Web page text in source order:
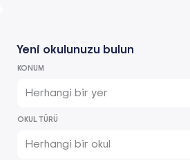
Yeni okulunuzu bulun
KONUM
Herhangi bir yer
OKUL TÜRÜ
Herhangi bir okul